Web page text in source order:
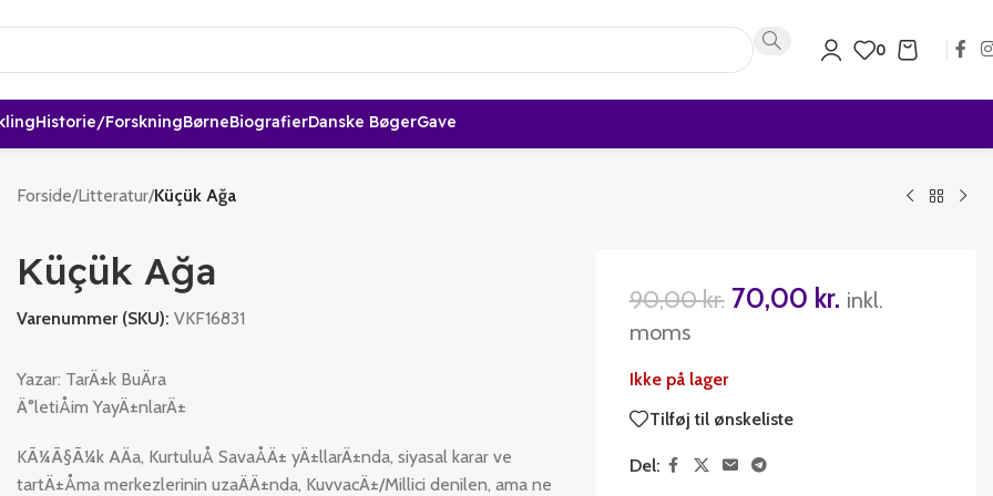
0
Historie/forskningBørneBiografierDanske BøgerGave
Forside/Litteratur/Küçük Ağa
Küçük Ağa
Varenummer (SKU): VKF16831
Yazar: TarÄ±k BuÄra
Ä°letiÅim YayÄ±nlarÄ±
KÃ¼Ã§Ã¼k AÄa, KurtuluÅ SavaÅÄ± yÄ±llarÄ±nda, siyasal karar ve
tartÄ±Åma merkezlerinin uzaÄÄ±nda, KuvvacÄ±/Millici denilen, ama ne
90,00kr. 70,00 kr. inkl.
moms
Ikke på lager
Tilføj til ønskeliste
Del: